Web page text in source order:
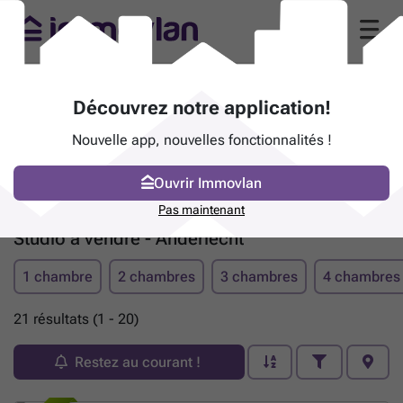
Studio à vendre - Anderlecht
1 chambre 2 chambres 3 chambres 4 chambres
21 résultats (1 - 20)
Restez au courant !
Découvrez notre application!
Nouvelle app, nouvelles fonctionnalités !
Ouvrir Immovlan
Pas maintenant